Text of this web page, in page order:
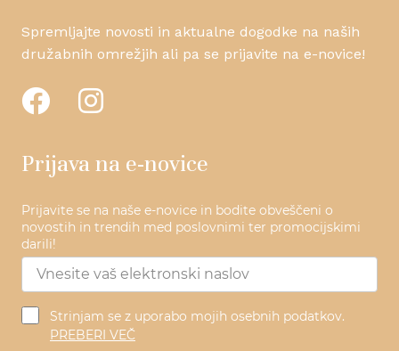
Spremljajte novosti in aktualne dogodke na naših
družabnih omrežjih ali pa se prijavite na e-novice!
Prijava na e-novice
Prijavite se na naše e-novice in bodite obveščeni o
novostih in trendih med poslovnimi ter promocijskimi
darili!
Strinjam se z uporabo mojih osebnih podatkov.
PREBERI VEČ